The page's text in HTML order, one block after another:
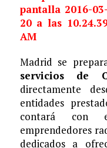
Madrid se
servicios de
directamente
entidades
contará con
emprendedores
dedicados a